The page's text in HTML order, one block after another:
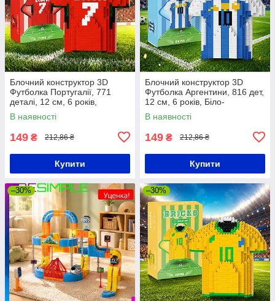
Блочний конструктор 3D
Футболка Португалії, 771
деталі, 12 см, 6 років,
Червоний / Міні-конструктор
футболка Роналду
В наявності
149 ₴ 212,86 ₴
Купити
Блочний конструктор 3D
Футболка Аргентини, 816 дет,
12 см, 6 років, Біло-
блакитний / Міні-конструктор
футболка Мессі
В наявності
149 ₴ 212,86 ₴
Купити
–30% –30%